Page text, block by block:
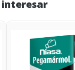
interesar